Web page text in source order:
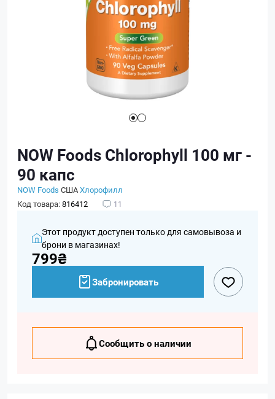
NOW Foods Chlorophyll 100 мг -
90 капс
NOW Foods СШАХлорофилл
Код товара:816412 11
Этот продукт доступен только для самовывоза и
брони в магазинах!
799₴
Забронировать
Сообщить о наличии